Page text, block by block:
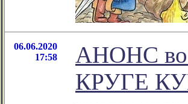
06.06.2020
17:58
АНОНС
КРУГЕ